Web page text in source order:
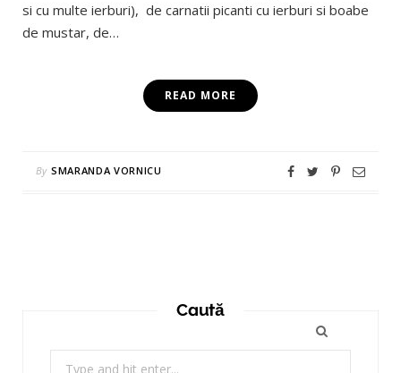
si cu multe ierburi), de carnatii picanti cu ierburi si boabe
de mustar, de…
READ MORE
By SMARANDA VORNICU
Caută